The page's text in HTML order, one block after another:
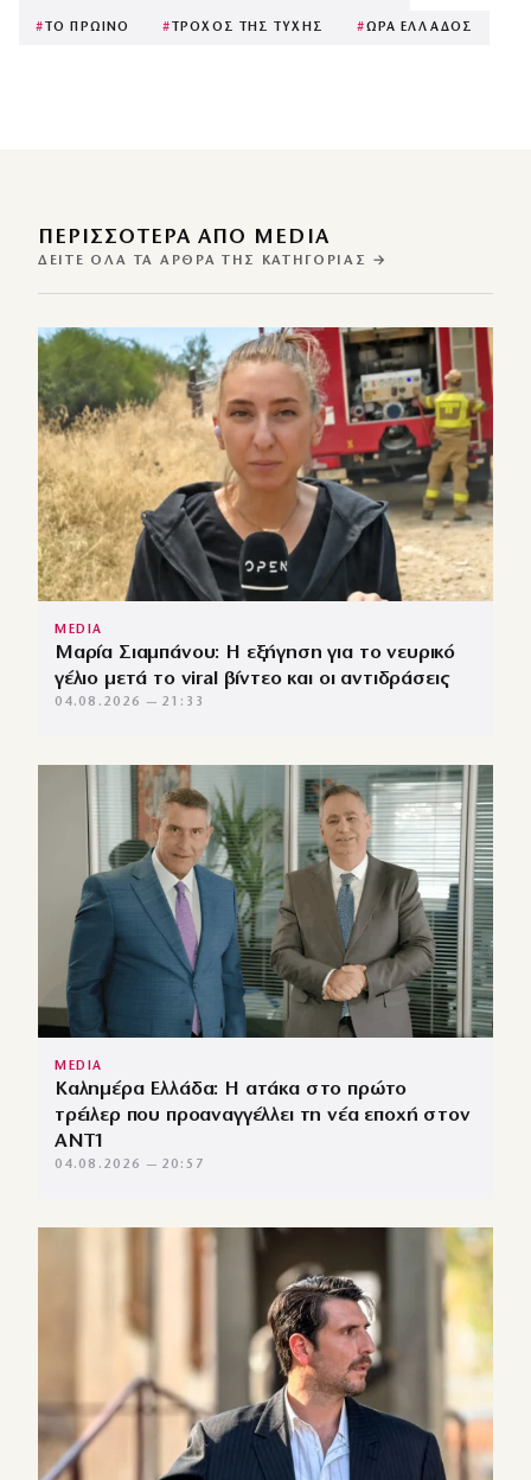
# ΤΟ ΠΡΩΙΝΟ # ΤΡΟΧΟΣ ΤΗΣ ΤΥΧΗΣ #ΩΡΑ ΕΛΛΑΔΟΣ
ΠΕΡΙΣΣΌΤΕΡΑ ΑΠΌ MEDIA
ΔΕΊΤΕ ΌΛΑ ΤΑ ΆΡΘΡΑ ΤΗΣ ΚΑΤΗΓΟΡΊΑΣ →
MEDIA
Μαρία Σιαμπάνου: Η εξήγηση για το νευρικό
γέλιο μετά το viral βίντεο και οι αντιδράσεις
04.08.2026 — 21:33
MEDIA
Καλημέρα Ελλάδα: Η ατάκα στο πρώτο
τρέιλερ που προαναγγέλλει τη νέα εποχή στον
ΑΝΤ1
04.08.2026 — 20:57